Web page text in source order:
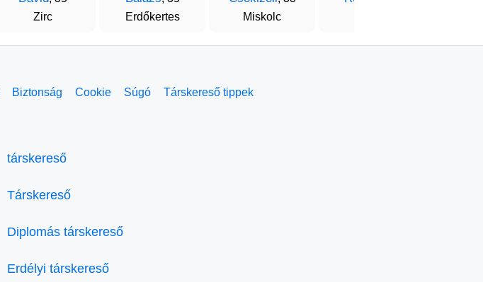
Zirc
Erdőkertes
Miskolc
Biztonság Cookie Súgó Társkereső tippek
társkereső
Társkereső
Diplomás társkereső
Erdélyi társkereső